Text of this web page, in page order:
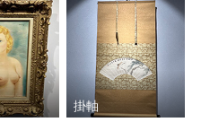
掛軸